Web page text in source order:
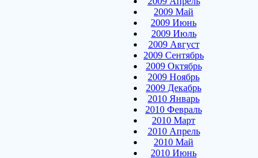
2009 Май
2009 Июнь
2009 Июль
2009 Август
2009 Сентябрь
2009 Октябрь
2009 Ноябрь
2009 Декабрь
2010 Январь
2010 Февраль
2010 Март
2010 Апрель
2010 Май
2010 Июнь